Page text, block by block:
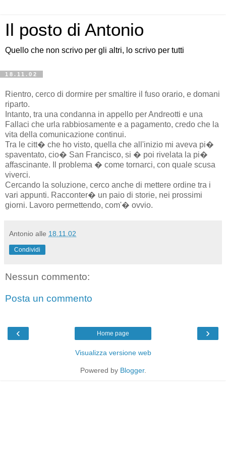
Il posto di Antonio
Quello che non scrivo per gli altri, lo scrivo per tutti
18.11.02
Rientro, cerco di dormire per smaltire il fuso orario, e domani
riparto.
Intanto, tra una condanna in appello per Andreotti e una
Fallaci che urla rabbiosamente e a pagamento, credo che la
vita della comunicazione continui.
Tra le citt� che ho visto, quella che all'inizio mi aveva pi�
spaventato, cio� San Francisco, si � poi rivelata la pi�
affascinante. Il problema � come tornarci, con quale scusa
viverci.
Cercando la soluzione, cerco anche di mettere ordine tra i
vari appunti. Racconter� un paio di storie, nei prossimi
giorni. Lavoro permettendo, com'� ovvio.
Antonio alle 18.11.02
Condividi
Nessun commento:
Posta un commento
‹ ›
Home page
Visualizza versione web
Powered by Blogger.